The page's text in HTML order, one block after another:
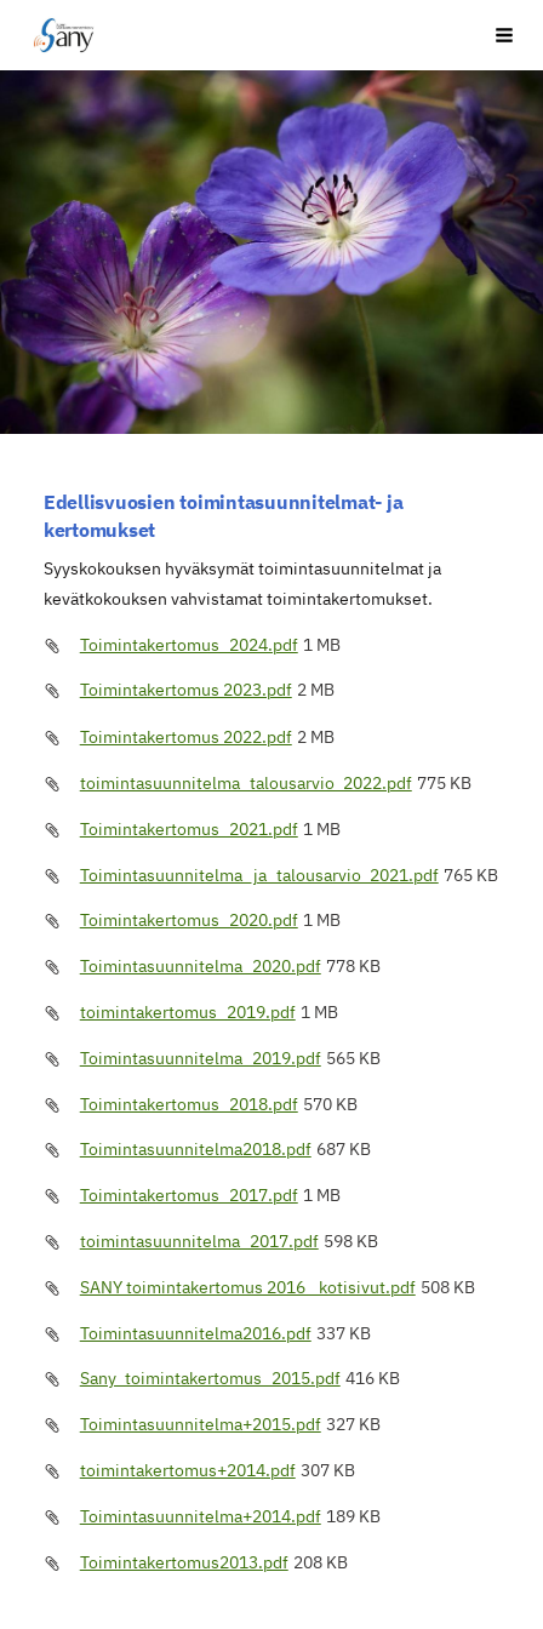
Siirry
sivun
sisältöön
Suomen Akustikusneurinoomayhdistys ry
Edellisvuosien toimintasuunnitelmat- ja
kertomukset
Syyskokouksen hyväksymät toimintasuunnitelmat ja
kevätkokouksen vahvistamat toimintakertomukset.
Toimintakertomus_2024.pdf 1 MB
Toimintakertomus 2023.pdf 2 MB
Toimintakertomus 2022.pdf 2 MB
toimintasuunnitelma_talousarvio_2022.pdf 775 KB
Toimintakertomus_2021.pdf 1 MB
Toimintasuunnitelma_ja_talousarvio_2021.pdf 765 KB
Toimintakertomus_2020.pdf 1 MB
Toimintasuunnitelma_2020.pdf 778 KB
toimintakertomus_2019.pdf 1 MB
Toimintasuunnitelma_2019.pdf 565 KB
Toimintakertomus_2018.pdf 570 KB
Toimintasuunnitelma2018.pdf 687 KB
Toimintakertomus_2017.pdf 1 MB
toimintasuunnitelma_2017.pdf 598 KB
SANY toimintakertomus 2016 _kotisivut.pdf 508 KB
Toimintasuunnitelma2016.pdf 337 KB
Sany_toimintakertomus_2015.pdf 416 KB
Toimintasuunnitelma+2015.pdf 327 KB
toimintakertomus+2014.pdf 307 KB
Toimintasuunnitelma+2014.pdf 189 KB
Toimintakertomus2013.pdf 208 KB